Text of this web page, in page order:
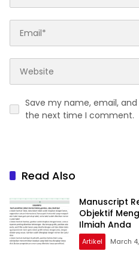
Save my name, email,
the next time I comment.
Read Also
Manuscript
Objektif
Ilmiah Anda
Artikel March